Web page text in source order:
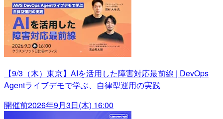
【9/3（木）東京】AIを活用した障害対応最前線 | DevOps
Agentライブデモで学ぶ、自律型運用の実践
開催前2026年9月3日(木) 16:00